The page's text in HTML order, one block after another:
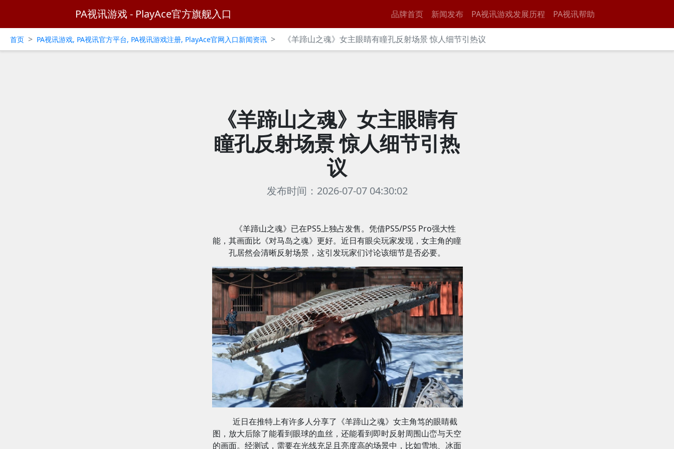
PA视讯游戏 - PlayAce官方旗舰入口 品牌首页 新闻发布 PA视讯游戏发展历程 PA视讯帮助
首页 > PA视讯游戏, PA视讯官方平台, PA视讯游戏注册, PlayAce官网入口新闻资讯 > 《羊蹄山之魂》女主眼睛有瞳孔反射场景 惊人细节引热议
《羊蹄山之魂》女主眼睛有
瞳孔反射场景 惊人细节引热
议
发布时间：2026-07-07 04:30:02
《羊蹄山之魂》已在PS5上独占发售。凭借PS5/PS5 Pro强大性
能，其画面比《对马岛之魂》更好。近日有眼尖玩家发现，女主角的瞳
孔居然会清晰反射场景，这引发玩家们讨论该细节是否必要。
近日在推特上有许多人分享了《羊蹄山之魂》女主角笃的眼睛截
图，放大后除了能看到眼球的血丝，还能看到即时反射周围山峦与天空
的画面。经测试，需要在光线充足且亮度高的场景中，比如雪地、冰面